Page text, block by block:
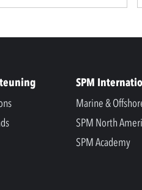
SPM
Marine &
SPM North
SPM Academy